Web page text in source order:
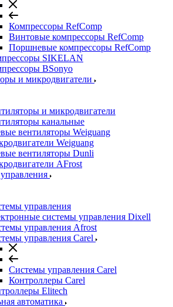
Компрессоры RefComp
Винтовые компрессоры RefComp
Поршневые компрессоры RefComp
SIKELAN
BSonyo
и микродвигатели
и микродвигатели
канальные
вентиляторы Weiguang
Weiguang
вентиляторы Dunli
AFrost
управления
системы управления Dixell
управления Afrost
управления Carel
Системы управления Carel
Контроллеры Carel
Elitech
автоматика